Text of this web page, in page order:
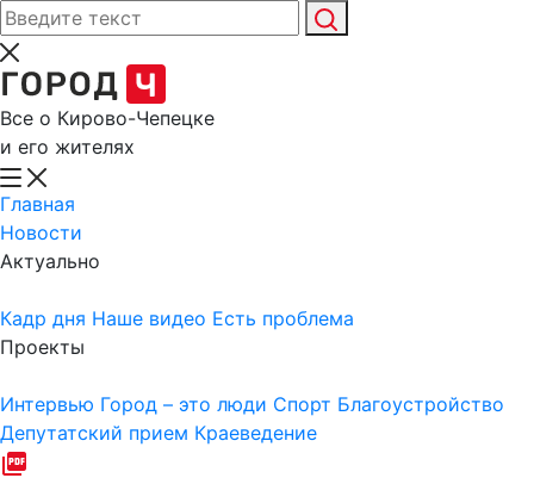
Все о Кирово-Чепецке
и его жителях
Главная
Новости
Актуально
Кадр дня Наше видео Есть проблема
Проекты
Интервью Город – это люди Спорт Благоустройство
Депутатский прием Краеведение